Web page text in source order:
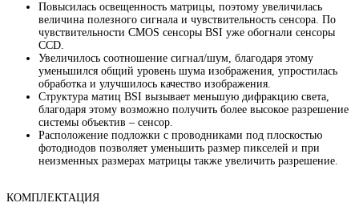
Повысилась освещенность матрицы, поэтому увеличилась
величина полезного сигнала и чувствительность сенсора. По
чувствительности CMOS сенсоры BSI уже обогнали сенсоры
CCD.
Увеличилось соотношение сигнал/шум, благодаря этому
уменьшился общий уровень шума изображения, упростилась
обработка и улучшилось качество изображения.
Структура матиц BSI вызывает меньшую дифракцию света,
благодаря этому возможно получить более высокое разрешение
системы объектив – сенсор.
Расположение подложки с проводниками под плоскостью
фотодиодов позволяет уменьшить размер пикселей и при
неизменных размерах матрицы также увеличить разрешение.
КОМПЛЕКТАЦИЯ